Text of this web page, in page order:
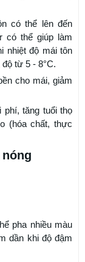
có thể lên đến
có thể giúp làm
nhiệt độ mái tôn
từ 5 - 8°C.
cho mái, giảm
phí, tăng tuổi thọ
(hóa chất, thực
pha nhiều màu
dần khi độ đậm